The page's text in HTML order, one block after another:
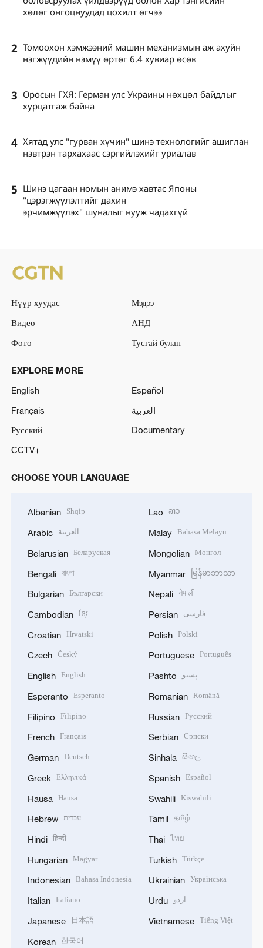
хөлөг онгоцнуудад цохилт өгчээ
2 Томоохон хэмжээний машин механизмын аж ахуйн
нэгжүүдийн нэмүү өртөг 6.4 хувиар өсөв
3 Оросын ГХЯ: Герман улс Украины нөхцөл байдлыг
хурцатгаж байна
4 Хятад улс "гурван хүчин" шинэ технологийг ашиглан
нэвтрэн тархахаас сэргийлэхийг уриалав
5 Шинэ цагаан номын анимэ хавтас Японы
"цэрэгжүүлэлтийг дахин
эрчимжүүлэх" шуналыг нууж чадахгүй
Нүүр хуудас
Мэдээ
Видео
АНД
Фото
Тусгай булан
EXPLORE MORE
English
Español
Français
العربية
Русский
Documentary
CCTV+
CHOOSE YOUR LANGUAGE
Albanian Shqip
Arabic العربية
Belarusian Беларуская
Bengali বাংলা
Bulgarian Български
Cambodian ខ្មែរ
Croatian Hrvatski
Czech Český
English English
Esperanto Esperanto
Filipino Filipino
French Français
German Deutsch
Greek Ελληνικά
Hausa Hausa
Hebrew עברית
Hindi हिन्दी
Hungarian Magyar
Indonesian Bahasa Indonesia
Italian Italiano
Japanese 日本語
Korean 한국어
Lao ລາວ
Malay Bahasa Melayu
Mongolian Монгол
Myanmar မြန်မာဘာသာ
Nepali नेपाली
Persian فارسی
Polish Polski
Portuguese Português
Pashto پښتو
Romanian Română
Russian Русский
Serbian Српски
Sinhala සිංහල
Spanish Español
Swahili Kiswahili
Tamil தமிழ்
Thai ไทย
Turkish Türkçe
Ukrainian Українська
Urdu اردو
Vietnamese Tiếng Việt